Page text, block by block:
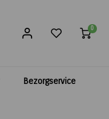
0
Bezorgservice